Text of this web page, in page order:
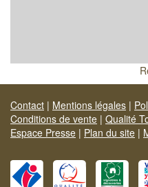
Contact | Mentions légales |
Conditions de vente | Qualité
Espace Presse | Plan du site |